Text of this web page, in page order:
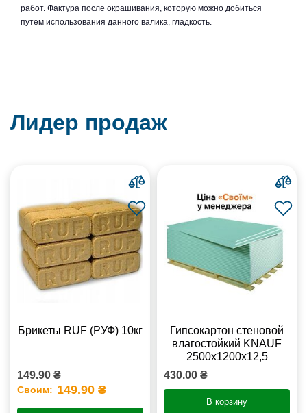
работ. Фактура после окрашивания, которую можно добиться
путем использования данного валика, гладкость.
Лидер продаж
Брикеты RUF (РУФ) 10кг
149.90 ₴
Своим: 149.90 ₴
Гипсокартон стеновой
влагостойкий KNAUF
2500х1200х12,5
430.00 ₴
В корзину